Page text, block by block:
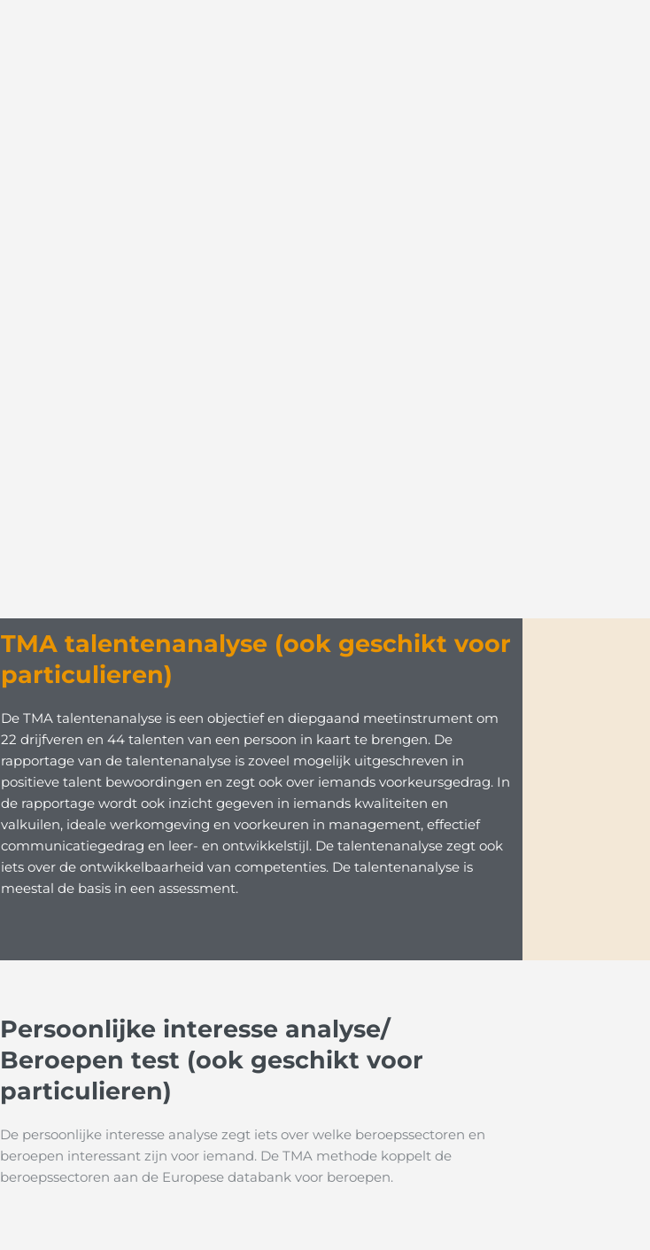
TMA talentenanalyse (ook geschikt voor
particulieren)
De TMA talentenanalyse is een objectief en diepgaand meetinstrument om
22 drijfveren en 44 talenten van een persoon in kaart te brengen. De
rapportage van de talentenanalyse is zoveel mogelijk uitgeschreven in
positieve talent bewoordingen en zegt ook over iemands voorkeursgedrag. In
de rapportage wordt ook inzicht gegeven in iemands kwaliteiten en
valkuilen, ideale werkomgeving en voorkeuren in management, effectief
communicatiegedrag en leer- en ontwikkelstijl. De talentenanalyse zegt ook
iets over de ontwikkelbaarheid van competenties. De talentenanalyse is
meestal de basis in een assessment.
Persoonlijke interesse analyse/
Beroepen test (ook geschikt voor
particulieren)
De persoonlijke interesse analyse zegt iets over welke beroepssectoren en
beroepen interessant zijn voor iemand. De TMA methode koppelt de
beroepssectoren aan de Europese databank voor beroepen.